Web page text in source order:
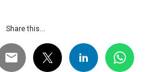
Share this...